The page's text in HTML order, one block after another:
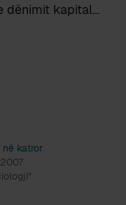
dënimit kapital…
në katror